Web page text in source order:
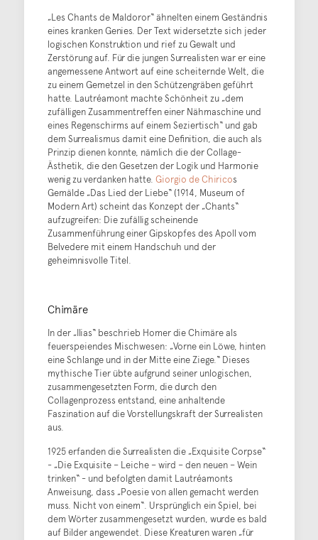
„Les Chants de Maldoror“ ähnelten einem Geständnis
eines kranken Genies. Der Text widersetzte sich jeder
logischen Konstruktion und rief zu Gewalt und
Zerstörung auf. Für die jungen Surrealisten war er eine
angemessene Antwort auf eine scheiternde Welt, die
zu einem Gemetzel in den Schützengräben geführt
hatte. Lautréamont machte Schönheit zu „dem
zufälligen Zusammentreffen einer Nähmaschine und
eines Regenschirms auf einem Seziertisch“ und gab
dem Surrealismus damit eine Definition, die auch als
Prinzip dienen konnte, nämlich die der Collage-
Ästhetik, die den Gesetzen der Logik und Harmonie
wenig zu verdanken hatte. Giorgio de Chiricos
Gemälde „Das Lied der Liebe“ (1914, Museum of
Modern Art) scheint das Konzept der „Chants“
aufzugreifen: Die zufällig scheinende
Zusammenführung einer Gipskopfes des Apoll vom
Belvedere mit einem Handschuh und der
geheimnisvolle Titel.
Chimäre
In der „Ilias“ beschrieb Homer die Chimäre als
feuerspeiendes Mischwesen: „Vorne ein Löwe, hinten
eine Schlange und in der Mitte eine Ziege.“ Dieses
mythische Tier übte aufgrund seiner unlogischen,
zusammengesetzten Form, die durch den
Collagenprozess entstand, eine anhaltende
Faszination auf die Vorstellungskraft der Surrealisten
aus.
1925 erfanden die Surrealisten die „Exquisite Corpse“
- „Die Exquisite – Leiche – wird – den neuen – Wein
trinken“ - und befolgten damit Lautréamonts
Anweisung, dass „Poesie von allen gemacht werden
muss. Nicht von einem“. Ursprünglich ein Spiel, bei
dem Wörter zusammengesetzt wurden, wurde es bald
auf Bilder angewendet. Diese Kreaturen waren „für